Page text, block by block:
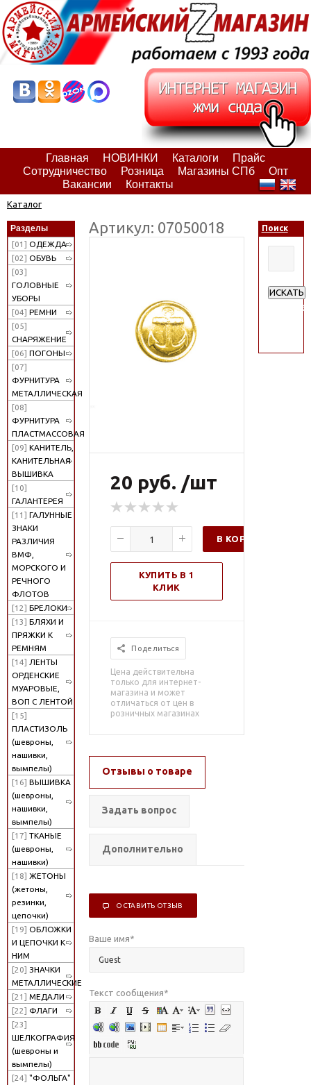
Главная НОВИНКИ Каталоги
Прайс
Сотрудничество
Розница Магазины СПб
Опт
Вакансии
Контакты
Каталог
Разделы
[01] ОДЕЖДА
[02] ОБУВЬ
[03]
ГОЛОВНЫЕ
УБОРЫ
[04] РЕМНИ
[05]
СНАРЯЖЕНИЕ
[06] ПОГОНЫ
[07]
ФУРНИТУРА
МЕТАЛЛИЧЕСКАЯ
[08]
ФУРНИТУРА
ПЛАСТМАССОВАЯ
[09] КАНИТЕЛЬ,
КАНИТЕЛЬНАЯ
ВЫШИВКА
[10]
ГАЛАНТЕРЕЯ
[11] ГАЛУННЫЕ
ЗНАКИ
РАЗЛИЧИЯ
ВМФ,
МОРСКОГО И
РЕЧНОГО
ФЛОТОВ
[12] БРЕЛОКИ
[13] БЛЯХИ И
ПРЯЖКИ К
РЕМНЯМ
[14] ЛЕНТЫ
ОРДЕНСКИЕ
МУАРОВЫЕ,
ВОП С ЛЕНТОЙ
[15]
ПЛАСТИЗОЛЬ
(шевроны,
нашивки,
вымпелы)
[16] ВЫШИВКА
(шевроны,
нашивки,
вымпелы)
[17] ТКАНЫЕ
(шевроны,
нашивки)
[18] ЖЕТОНЫ
(жетоны,
резинки,
цепочки)
[19] ОБЛОЖКИ
И ЦЕПОЧКИ К
НИМ
[20] ЗНАЧКИ
МЕТАЛЛИЧЕСКИЕ
[21] МЕДАЛИ
[22] ФЛАГИ
[23]
ШЕЛКОГРАФИЯ
(шевроны и
вымпелы)
[24] "ФОЛЬГА"
Артикул: 07050018
20 руб. /шт
В КОРЗИНУ
КУПИТЬ В 1
КЛИК
Поделиться
Цена действительна
только для интернет-
магазина и может
отличаться от цен в
розничных магазинах
Отзывы о товаре
Задать вопрос
Дополнительно
ОСТАВИТЬ ОТЗЫВ
Ваше имя*
Текст сообщения*
Поиск
ИСКАТЬ